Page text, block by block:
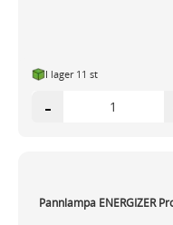
I lager 11 st
-
Pannlampa ENERGIZER